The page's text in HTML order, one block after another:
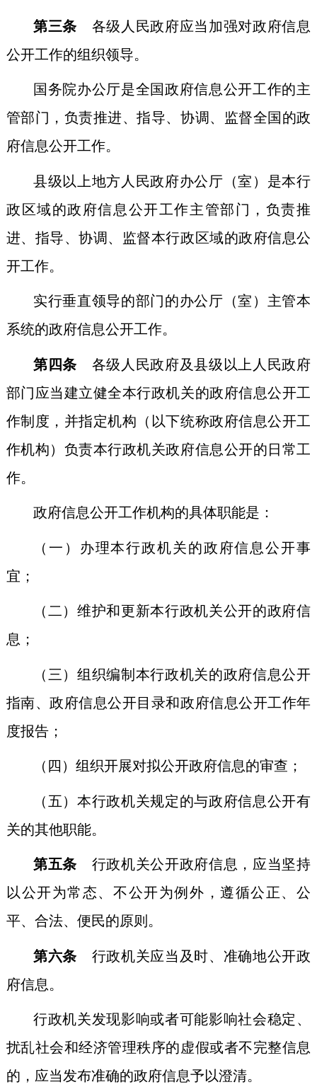
第三条
各级人民政府应当加强对政府信息
公开工作的组织领导。
国务院办公厅是全国政府信息公开工作的主
管部门，负责推进、指导、协调、监督全国的政
府信息公开工作。
县级以上地方人民政府办公厅（室）是本行
政区域的政府信息公开工作主管部门，负责推
进、指导、协调、监督本行政区域的政府信息公
开工作。
实行垂直领导的部门的办公厅（室）主管本
系统的政府信息公开工作。
第四条 各级人民政府及县级以上人民政府
部门应当建立健全本行政机关的政府信息公开工
作制度，并指定机构（以下统称政府信息公开工
作机构）负责本行政机关政府信息公开的日常工
作。
政府信息公开工作机构的具体职能是：
（一）办理本行政机关的政府信息公开事
宜；
（二）维护和更新本行政机关公开的政府信
息；
（三）组织编制本行政机关的政府信息公开
指南、政府信息公开目录和政府信息公开工作年
度报告；
（四）组织开展对拟公开政府信息的审查；
（五）本行政机关规定的与政府信息公开有
关的其他职能。
第五条 行政机关公开政府信息，应当坚持
以公开为常态、不公开为例外，遵循公正、公
平、合法、便民的原则。
第六条 行政机关应当及时、准确地公开政
府信息。
行政机关发现影响或者可能影响社会稳定、
扰乱社会和经济管理秩序的虚假或者不完整信息
的，应当发布准确的政府信息予以澄清。